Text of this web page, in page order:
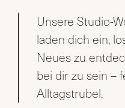
Unsere Studio-
laden dich ein,
Neues zu
bei dir zu sein –
Alltagstrubel.
Stil
In unseren
kannst du dich